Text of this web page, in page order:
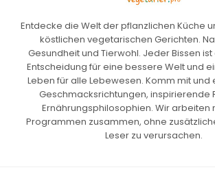
Entdecke die Welt der pflanzlichen Küche
köstlichen vegetarischen Gerichten.
Gesundheit und Tierwohl. Jeder Bissen
Entscheidung für eine bessere Welt und
Leben für alle Lebewesen. Komm mit
Geschmacksrichtungen, inspirierende
Ernährungsphilosophien. Wir arbeiten
Programmen zusammen, ohne
Leser zu verursachen.